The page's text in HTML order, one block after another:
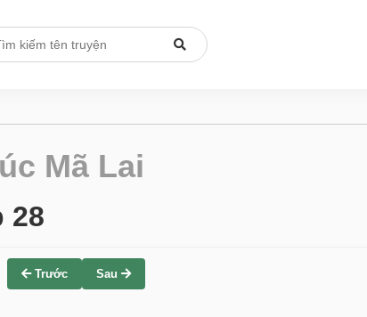
Mã Lai
28
Trước Sau